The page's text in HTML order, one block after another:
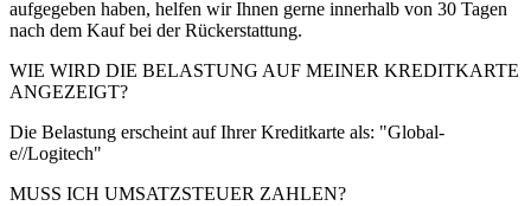
aufgegeben haben, helfen wir Ihnen gerne innerhalb von 30 Tagen
nach dem Kauf bei der Rückerstattung.
WIE WIRD DIE BELASTUNG AUF MEINER KREDITKARTE
ANGEZEIGT?
Die Belastung erscheint auf Ihrer Kreditkarte als: "Global-
e//Logitech"
MUSS ICH UMSATZSTEUER ZAHLEN?